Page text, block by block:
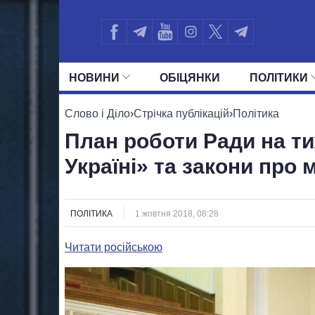
НОВИНИ ОБIЦЯНКИ ПОЛIТИКИ
УСІ ПОЛІТИКИ ПРЕЗИДЕНТ І ОФІС
Слово і Діло›Стрічка публікацій›Політика
План роботи Ради на
Україні» та закони про
ПОЛІТИКА 1 жовтня 2018, 08:28
Читати російською